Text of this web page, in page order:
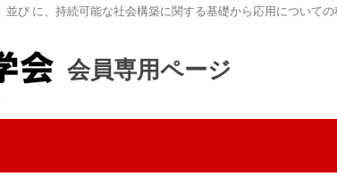
び に、持続可能な社会構築に関する基礎から応用について
会員専用ページ